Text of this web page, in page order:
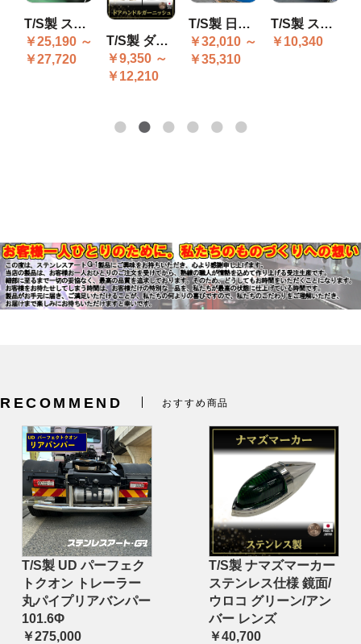
T/S製 スバル サンバ バッテリーカバー
￥25,190 ～
￥27,720
T/S製 ダイハツ ハイゼット 500系後期 ドアハンドルガーニッシュ キーレス対応
￥9,350 ～
￥12,210
T/S製 日野 17プロフィア ドアガーニッシュ SET R/L
￥32,010 ～
￥35,310
T/S製 スズキ キャリィ ドアハンドルガーニッシュ(ノブ回りのみ) R/L
￥10,340
RECOMMEND おすすめ商品
T/S製 UD パーフェク
トクオン トレーラー
丸パイプリアバンパー
101.6Φ
￥275,000
T/S製 ナマズマーカー
ステンレス仕様 鏡面/
ウロコ グリーン/アン
バー レンズ
￥40,700